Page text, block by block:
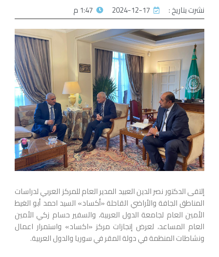
نشرت بتاريخ : 2024-12-17 1:47 م
إلتقى الدكتور نصر الدين العبيد المدير العام للمركز العربي لدراسات
المناطق الجافة والأراضي القاحلة «أكساد» السيد احمد أبو الغيط
الأمين العام لجامعة الدول العربية، والسفير حسام زكي الأمين
العام المساعد، لعرض إنجازات مركز «اكساد» واستمرار اعمال
ونشاطات المنظمة في دولة المقر في سوريا والدول العربية.